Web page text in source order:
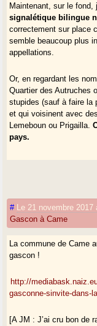
Maintenant, sur le fond,
signalétique bilingue
correctement sur place
semble beaucoup plus
appellations.
Or, en regardant les
Quartier des Autruches
stupides (sauf à faire la
et qui voisinent avec
Lemeboun ou Prigailla.
pays.
# Le 21 novembre 2017
Gascon à Came
La commune de Came
gascon !
http://
gasconne-sinvite-dans-
[A JM : J’ai cru bon de